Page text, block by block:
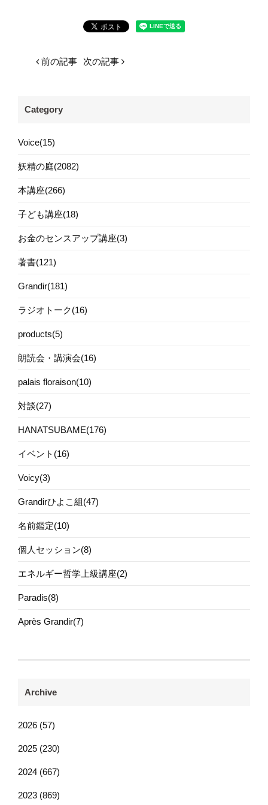
前の記事 次の記事
Category
Voice(15)
妖精の庭(2082)
本講座(266)
子ども講座(18)
お金のセンスアップ講座(3)
著書(121)
Grandir(181)
ラジオトーク(16)
products(5)
朗読会・講演会(16)
palais floraison(10)
対談(27)
HANATSUBAME(176)
イベント(16)
Voicy(3)
Grandirひよこ組(47)
名前鑑定(10)
個人セッション(8)
エネルギー哲学上級講座(2)
Paradis(8)
Après Grandir(7)
Archive
2026 (57)
2025 (230)
2024 (667)
2023 (869)